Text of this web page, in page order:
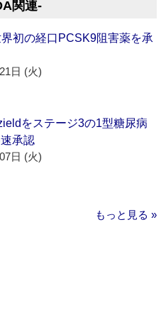
関連‐
初の経口PCSK9阻害薬を承
日 (火)
をステージ3の1型糖尿病
承認
日 (火)
もっと見る »